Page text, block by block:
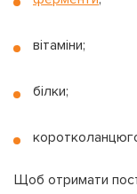
вітаміни;
білки;
Щоб отримати